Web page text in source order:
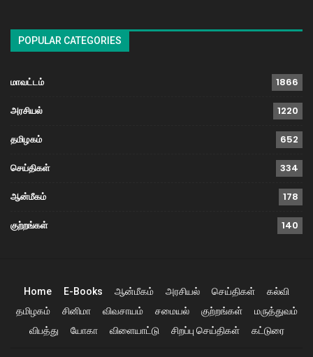
POPULAR CATEGORIES
மாவட்டம் 1866
அரசியல் 1220
தமிழகம் 652
செய்திகள் 334
ஆன்மீகம் 178
குற்றங்கள் 140
Home E-Books ஆன்மீகம் அரசியல் செய்திகள்
கல்வி
தமிழகம்
சினிமா விவசாயம் சமையல் குற்றங்கள்
மருத்துவம்
விபத்து
யோகா விளையாட்டு சிறப்பு செய்திகள் கட்டுரை